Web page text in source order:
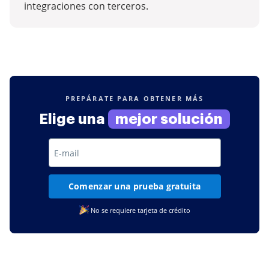
integraciones con terceros.
PREPÁRATE PARA OBTENER MÁS
Elige una mejor solución
Comenzar una prueba gratuita
No se requiere tarjeta de crédito